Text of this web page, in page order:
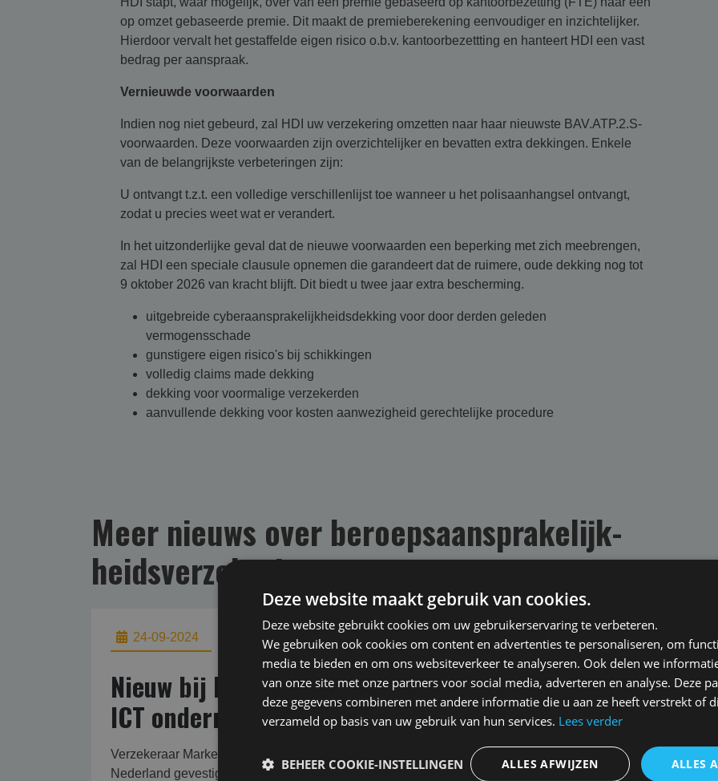
op omzet gebaseerde premie. Dit maakt de premieberekening eenvoudiger en inzichtelijker.
Hierdoor vervalt het gestaffelde eigen risico o.b.v. kantoorbezettting en hanteert HDI een vast
bedrag per aanspraak.
Vernieuwde voorwaarden
Indien nog niet gebeurd, zal HDI uw verzekering omzetten naar haar nieuwste BAV.ATP.2.S-
voorwaarden. Deze voorwaarden zijn overzichtelijker en bevatten extra dekkingen. Enkele
van de belangrijkste verbeteringen zijn:
U ontvangt t.z.t. een volledige verschillenlijst toe wanneer u het polisaanhangsel ontvangt,
zodat u precies weet wat er verandert.
In het uitzonderlijke geval dat de nieuwe voorwaarden een beperking met zich meebrengen,
zal HDI een speciale clausule opnemen die garandeert dat de ruimere, oude dekking nog tot
9 oktober 2026 van kracht blijft. Dit biedt u twee jaar extra bescherming.
uitgebreide cyberaansprakelijkheidsdekking voor door derden geleden
vermogensschade
gunstigere eigen risico's bij schikkingen
volledig claims made dekking
dekking voor voormalige verzekerden
aanvullende dekking voor kosten aanwezigheid gerechtelijke procedure
Meer nieuws over beroepsaansprakelijk­
heids­verzekering­en
24-09-2024
Nieuw bij Markel; beroepsaansprakelijkheid voor
ICT ondernemingen zonder foutdefinitie
Verzekeraar Markel introduceert een nieuwe beroepsaansprakelijkheids-verzekering voor in
Nederland gevestigde ICT-bedrijven en -professionals.
Deze website maakt gebruik van cookies.
Deze website gebruikt cookies om uw gebruikerservaring te verbeteren.
We gebruiken ook cookies om content en advertenties te personaliseren, om
media te bieden en om ons websiteverkeer te analyseren. Ook delen we
van onze site met onze partners voor social media, adverteren en analyse. Deze
deze gegevens combineren met andere informatie die u aan ze heeft verstrekt of
verzameld op basis van uw gebruik van hun services. Lees verder
ALLES
ALLES AFWIJZEN
BEHEER COOKIE-INSTELLINGEN